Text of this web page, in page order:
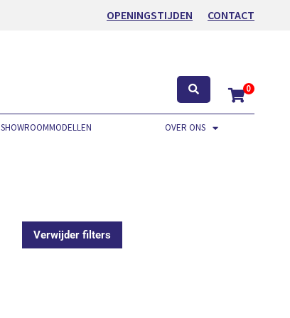
OPENINGSTIJDEN CONTACT
0
SHOWROOMMODELLEN OVER ONS
Verwijder filters